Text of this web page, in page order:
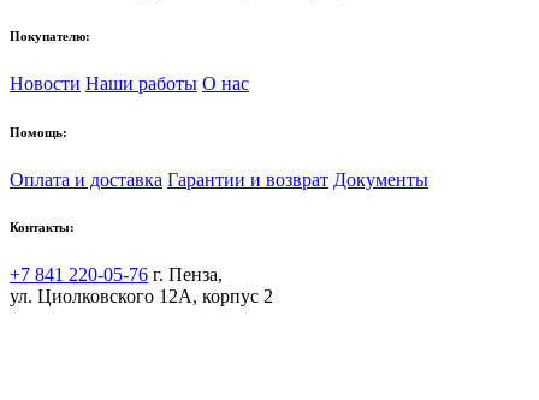
Покупателю:
Новости Наши работы О нас
Помощь:
Оплата и доставка Гарантии и возврат Документы
Контакты:
+7 841 220-05-76 г. Пенза,
ул. Циолковского 12А, корпус 2